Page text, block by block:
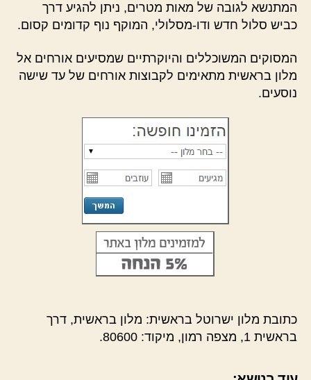
המתנשא לגובה של מאות מטרים, ניתן להגיע דרך
כביש סלול חדש ודו-מסלולי, המוקף נוף קדומים קסום.
המסוקים המשוכללים והיוקרתיים שמסיעים אורחים אל
מלון בראשית מתאימים לקבוצות אורחים של עד שישה
נוסעים.
כתובת מלון ישרוטל בראשית: מלון בראשית, דרך
בראשית 1, מצפה רמון, מיקוד: 80600.